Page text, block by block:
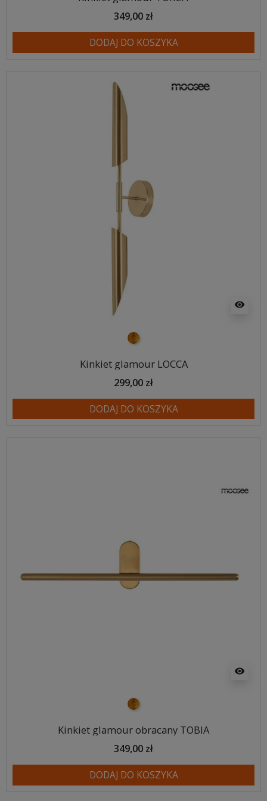
349,00 zł
DODAJ DO KOSZYKA
visibility
złoty
Kinkiet glamour LOCCA
299,00 zł
DODAJ DO KOSZYKA
visibility
złoty
Kinkiet glamour obracany TOBIA
349,00 zł
DODAJ DO KOSZYKA